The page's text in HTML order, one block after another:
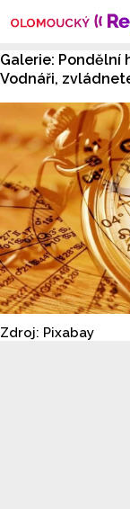
Galerie: Pondělní
Vodnáři,
Zdroj: Pixabay